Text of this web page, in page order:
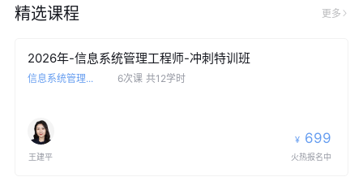
精选课程 更多
2026年-信息系统管理工程师-冲刺特训班
信息系统管理... 6次课 共12学时
王建平
¥ 699
火热报名中